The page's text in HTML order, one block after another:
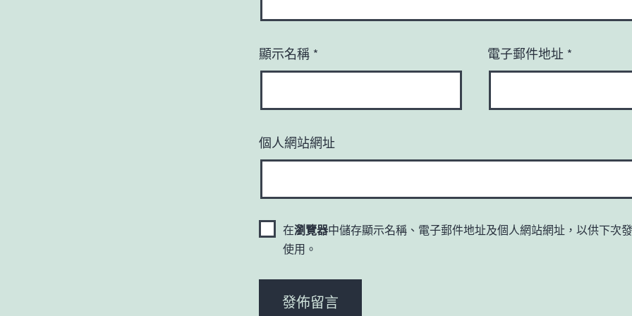
顯示名稱 * 電子郵件地址 *
個人網站網址
在瀏覽器中儲存顯示名稱、電子郵件地址及個人網站網址，以供下次
使用。